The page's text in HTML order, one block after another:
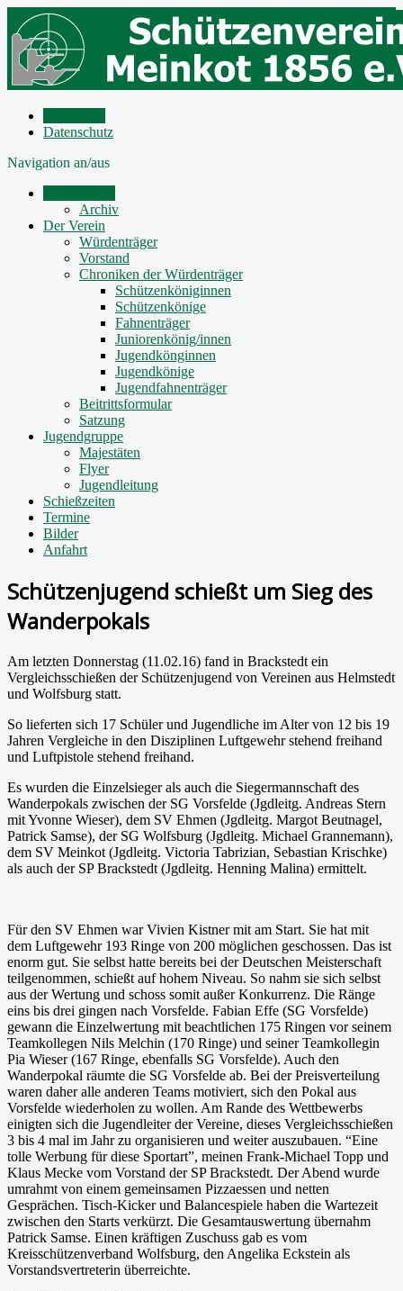
Datenschutz
Navigation an/aus
Archiv
Der Verein
Würdenträger
Vorstand
Chroniken der Würdenträger
Schützenköniginnen
Schützenkönige
Fahnenträger
Juniorenkönig/innen
Jugendkönginnen
Jugendkönige
Jugendfahnenträger
Beitrittsformular
Satzung
Jugendgruppe
Majestäten
Flyer
Jugendleitung
Schießzeiten
Termine
Bilder
Anfahrt
Schützenjugend schießt um Sieg des
Wanderpokals
Am letzten Donnerstag (11.02.16) fand in Brackstedt ein
Vergleichsschießen der Schützenjugend von Vereinen aus Helmstedt
und Wolfsburg statt.
So lieferten sich 17 Schüler und Jugendliche im Alter von 12 bis 19
Jahren Vergleiche in den Disziplinen Luftgewehr stehend freihand
und Luftpistole stehend freihand.
Es wurden die Einzelsieger als auch die Siegermannschaft des
Wanderpokals zwischen der SG Vorsfelde (Jgdleitg. Andreas Stern
mit Yvonne Wieser), dem SV Ehmen (Jgdleitg. Margot Beutnagel,
Patrick Samse), der SG Wolfsburg (Jgdleitg. Michael Grannemann),
dem SV Meinkot (Jgdleitg. Victoria Tabrizian, Sebastian Krischke)
als auch der SP Brackstedt (Jgdleitg. Henning Malina) ermittelt.
Für den SV Ehmen war Vivien Kistner mit am Start. Sie hat mit
dem Luftgewehr 193 Ringe von 200 möglichen geschossen. Das ist
enorm gut. Sie selbst hatte bereits bei der Deutschen Meisterschaft
teilgenommen, schießt auf hohem Niveau. So nahm sie sich selbst
aus der Wertung und schoss somit außer Konkurrenz. Die Ränge
eins bis drei gingen nach Vorsfelde. Fabian Effe (SG Vorsfelde)
gewann die Einzelwertung mit beachtlichen 175 Ringen vor seinem
Teamkollegen Nils Melchin (170 Ringe) und seiner Teamkollegin
Pia Wieser (167 Ringe, ebenfalls SG Vorsfelde). Auch den
Wanderpokal räumte die SG Vorsfelde ab. Bei der Preisverteilung
waren daher alle anderen Teams motiviert, sich den Pokal aus
Vorsfelde wiederholen zu wollen. Am Rande des Wettbewerbs
einigten sich die Jugendleiter der Vereine, dieses Vergleichsschießen
3 bis 4 mal im Jahr zu organisieren und weiter auszubauen. “Eine
tolle Werbung für diese Sportart”, meinen Frank-Michael Topp und
Klaus Mecke vom Vorstand der SP Brackstedt. Der Abend wurde
umrahmt von einem gemeinsamen Pizzaessen und netten
Gesprächen. Tisch-Kicker und Balancespiele haben die Wartezeit
zwischen den Starts verkürzt. Die Gesamtauswertung übernahm
Patrick Samse. Einen kräftigen Zuschuss gab es vom
Kreisschützenverband Wolfsburg, den Angelika Eckstein als
Vorstandsvertreterin überreichte.